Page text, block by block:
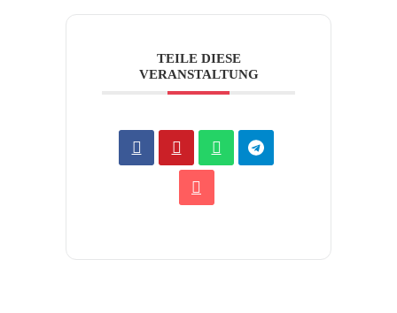
TEILE DIESE
VERANSTALTUNG